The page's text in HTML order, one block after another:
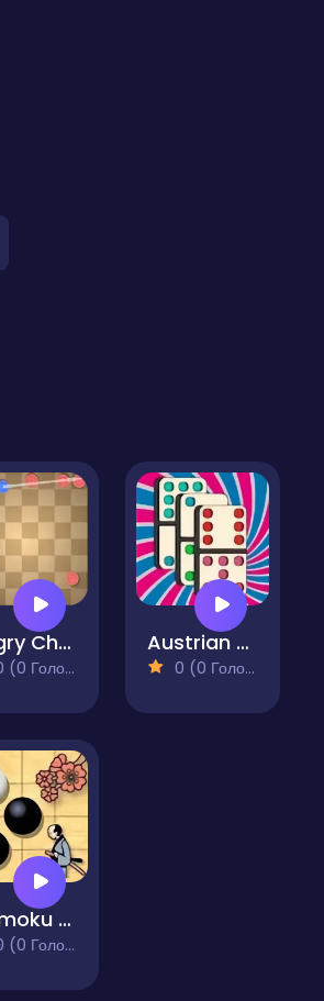
Angry Checkers
(0 Голосів)
Austrian Domino Duel
0 (0 Голосів)
Gomoku Five Stones in a Row
(0 Голосів)